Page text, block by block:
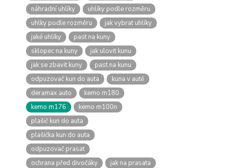
náhradní uhlíky
uhlíky podle rozměru
uhlky podle rozměru
jak vybrat uhlíky
jaké uhlíky
past na kuny
sklopec na kuny
jak ulovit kunu
jak se zbavit kuny
past na kunu
odpuzovač kun do auta
kuna v autě
deramax auto
kemo m180
kemo m176
kemo m100n
plašič kun do auta
plašička kun do auta
odpuzovač prasat
ochrana před divočáky
jak na prasata